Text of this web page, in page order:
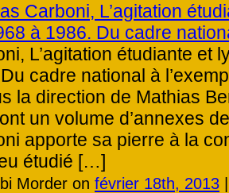
Carboni, L’agitation
à 1986. Du cadre
L’agitation étudiante et
cadre national à
la direction de Mathias
un volume d’annexes
apporte sa pierre à la
étudié […]
Morder on février 18th, 2013